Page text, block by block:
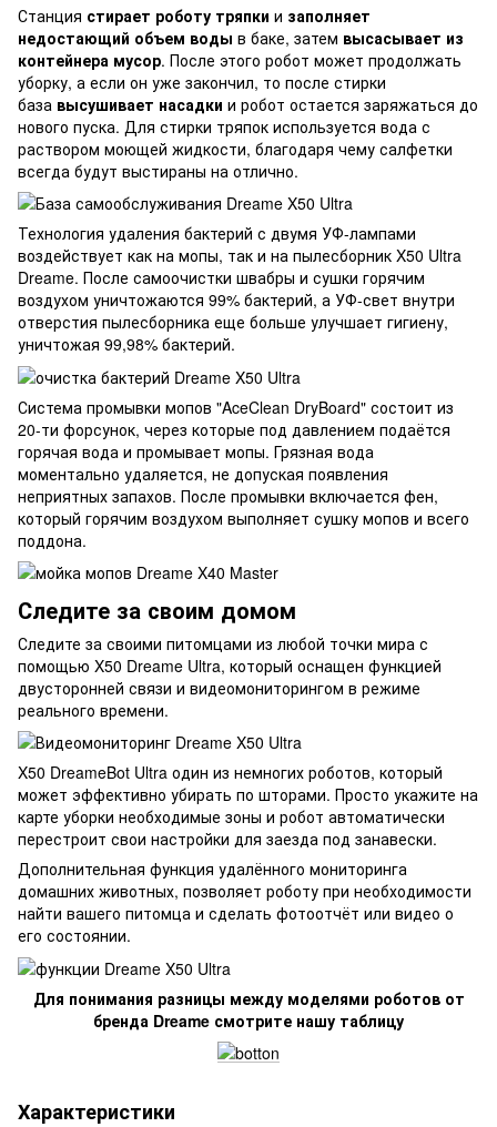
Станция стирает роботу тряпки и заполняет
недостающий объем воды в баке, затем высасывает из
контейнера мусор. После этого робот может продолжать
уборку, а если он уже закончил, то после стирки
база высушивает насадки и робот остается заряжаться до
нового пуска. Для стирки тряпок используется вода с
раствором моющей жидкости, благодаря чему салфетки
всегда будут выстираны на отлично.
Технология удаления бактерий с двумя УФ-лампами
воздействует как на мопы, так и на пылесборник X50 Ultra
Dreame. После самоочистки швабры и сушки горячим
воздухом уничтожаются 99% бактерий, а УФ-свет внутри
отверстия пылесборника еще больше улучшает гигиену,
уничтожая 99,98% бактерий.
Система промывки мопов "AceClean DryBoard" состоит из
20-ти форсунок, через которые под давлением подаётся
горячая вода и промывает мопы. Грязная вода
моментально удаляется, не допуская появления
неприятных запахов. После промывки включается фен,
который горячим воздухом выполняет сушку мопов и всего
поддона.
Следите за своим домом
Следите за своими питомцами из любой точки мира с
помощью X50 Dreame Ultra, который оснащен функцией
двусторонней связи и видеомониторингом в режиме
реального времени.
X50 DreameBot Ultra один из немногих роботов, который
может эффективно убирать по шторами. Просто укажите на
карте уборки необходимые зоны и робот автоматически
перестроит свои настройки для заезда под занавески.
Дополнительная функция удалённого мониторинга
домашних животных, позволяет роботу при необходимости
найти вашего питомца и сделать фотоотчёт или видео о
его состоянии.
Для понимания разницы между моделями роботов от
бренда Dreame смотрите нашу таблицу
Характеристики